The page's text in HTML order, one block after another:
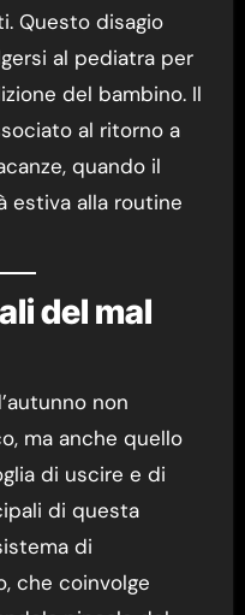
Questo disagio
al pediatra per
del bambino. Il
al ritorno a
quando il
estiva alla routine
del mal
non
ma anche quello
di uscire e di
di questa
di
che coinvolge